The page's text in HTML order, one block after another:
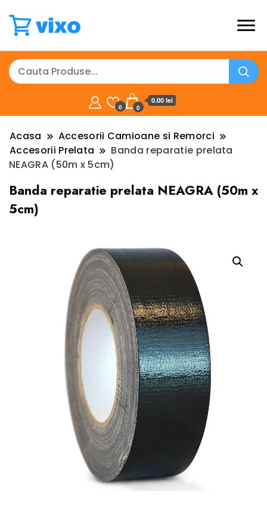
0 0
0.00 lei
Acasa
Accesorii Camioane si Remorci
Accesorii Prelata
Banda reparatie prelata
NEAGRA (50m x 5cm)
Banda reparatie prelata NEAGRA (50m x
5cm)